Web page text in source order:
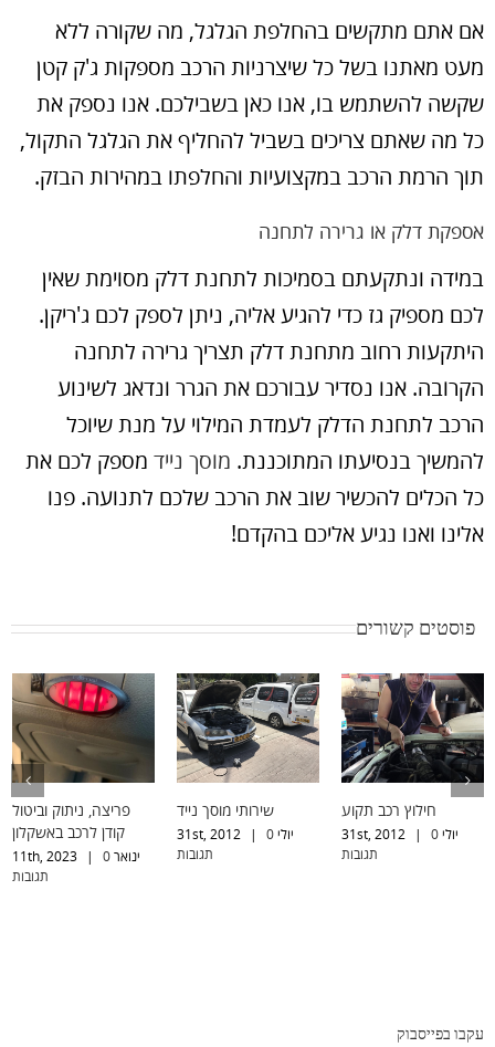
אם אתם מתקשים בהחלפת הגלגל, מה שקורה ללא
מעט מאתנו בשל כל שיצרניות הרכב מספקות ג'ק קטן
שקשה להשתמש בו, אנו כאן בשבילכם. אנו נספק את
כל מה שאתם צריכים בשביל להחליף את הגלגל התקול,
תוך הרמת הרכב במקצועיות והחלפתו במהירות הבזק.
אספקת דלק או גרירה לתחנה
במידה ונתקעתם בסמיכות לתחנת דלק מסוימת שאין
לכם מספיק גז כדי להגיע אליה, ניתן לספק לכם ג'ריקן.
היתקעות רחוב מתחנת דלק תצריך גרירה לתחנה
הקרובה. אנו נסדיר עבורכם את הגרר ונדאג לשינוע
הרכב לתחנת הדלק לעמדת המילוי על מנת שיוכל
להמשיך בנסיעתו המתוכננת. מוסך נייד מספק לכם את
כל הכלים להכשיר שוב את הרכב שלכם לתנועה. פנו
אלינו ואנו נגיע אליכם בהקדם!
פוסטים קשורים
פריצה, ניתוק וביטול
קודן לרכב באשקלון
ינואר 11th, 2023 |
0
תגובות
שירותי מוסך נייד
יולי 31st, 2012 |
0
תגובות
חילוץ רכב תקוע
יולי 31st, 2012 |
0
תגובות
עקבו בפייסבוק